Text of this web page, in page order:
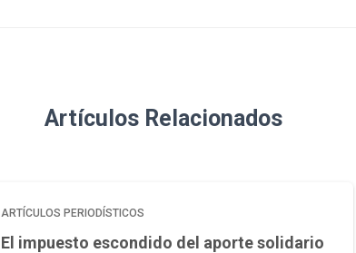
Artículos Relacionados
ARTÍCULOS PERIODÍSTICOS
El impuesto escondido del aporte solidario